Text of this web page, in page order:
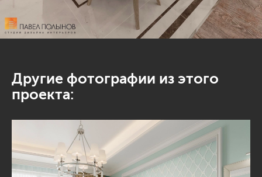
Другие фотографии из этого
проекта: